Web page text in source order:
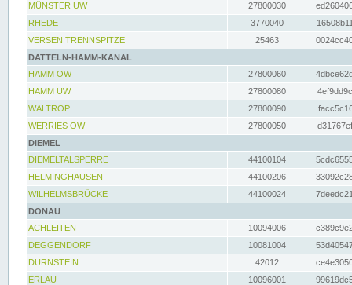
MÜNSTER UW
27800030
RHEDE
3770040
VERSEN TRENNSPITZE
25463
DATTELN-HAMM-KANAL
HAMM OW
27800060
HAMM UW
27800080
WALTROP
27800090
WERRIES OW
27800050
DIEMEL
DIEMELTALSPERRE
44100104
HELMINGHAUSEN
44100206
WILHELMSBRÜCKE
44100024
DONAU
ACHLEITEN
10094006
DEGGENDORF
10081004
DÜRNSTEIN
42012
ERLAU
10096001